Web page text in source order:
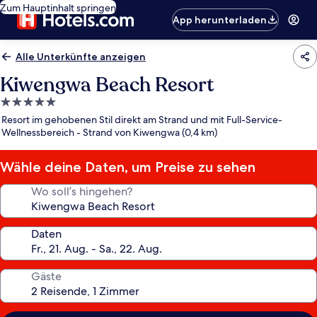
Zum Hauptinhalt springen
App herunterladen
Alle Unterkünfte anzeigen
Kiwengwa Beach Resort
5.0-
Sterne-
Unterkunft
Resort im gehobenen Stil direkt am Strand und mit Full-Service-
Wellnessbereich - Strand von Kiwengwa (0,4 km)
Wähle deine Daten, um Preise zu sehen
Wo soll’s hingehen?
Daten
Gäste